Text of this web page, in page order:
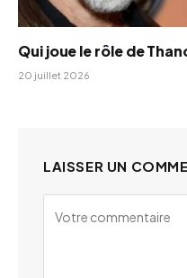
Qui joue le rôle de
20 juillet 2026
LAISSER UN